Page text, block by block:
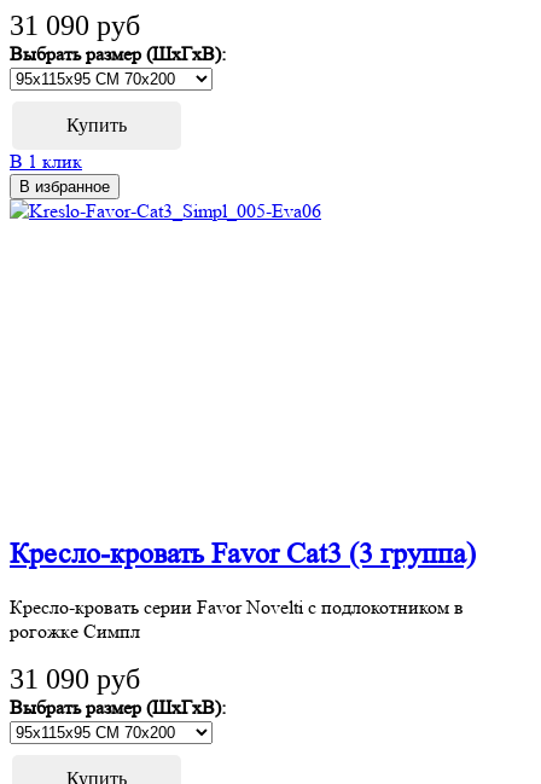
31 090 руб
Выбрать размер (ШхГхВ):
В 1 клик
В избранное
Кресло-кровать Favor Cat3 (3 группа)
Кресло-кровать серии Favor Novelti с подлокотником в
рогожке Симпл
31 090 руб
Выбрать размер (ШхГхВ):